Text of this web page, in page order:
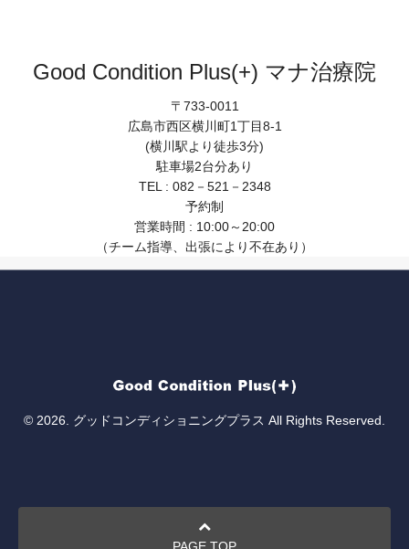
Good Condition Plus(+) マナ治療院
〒733-0011
広島市西区横川町1丁目8-1
(横川駅より徒歩3分)
駐車場2台分あり
TEL : 082－521－2348
予約制
営業時間 : 10:00～20:00
（チーム指導、出張により不在あり）
© 2026. グッドコンディショニングプラス All Rights Reserved.